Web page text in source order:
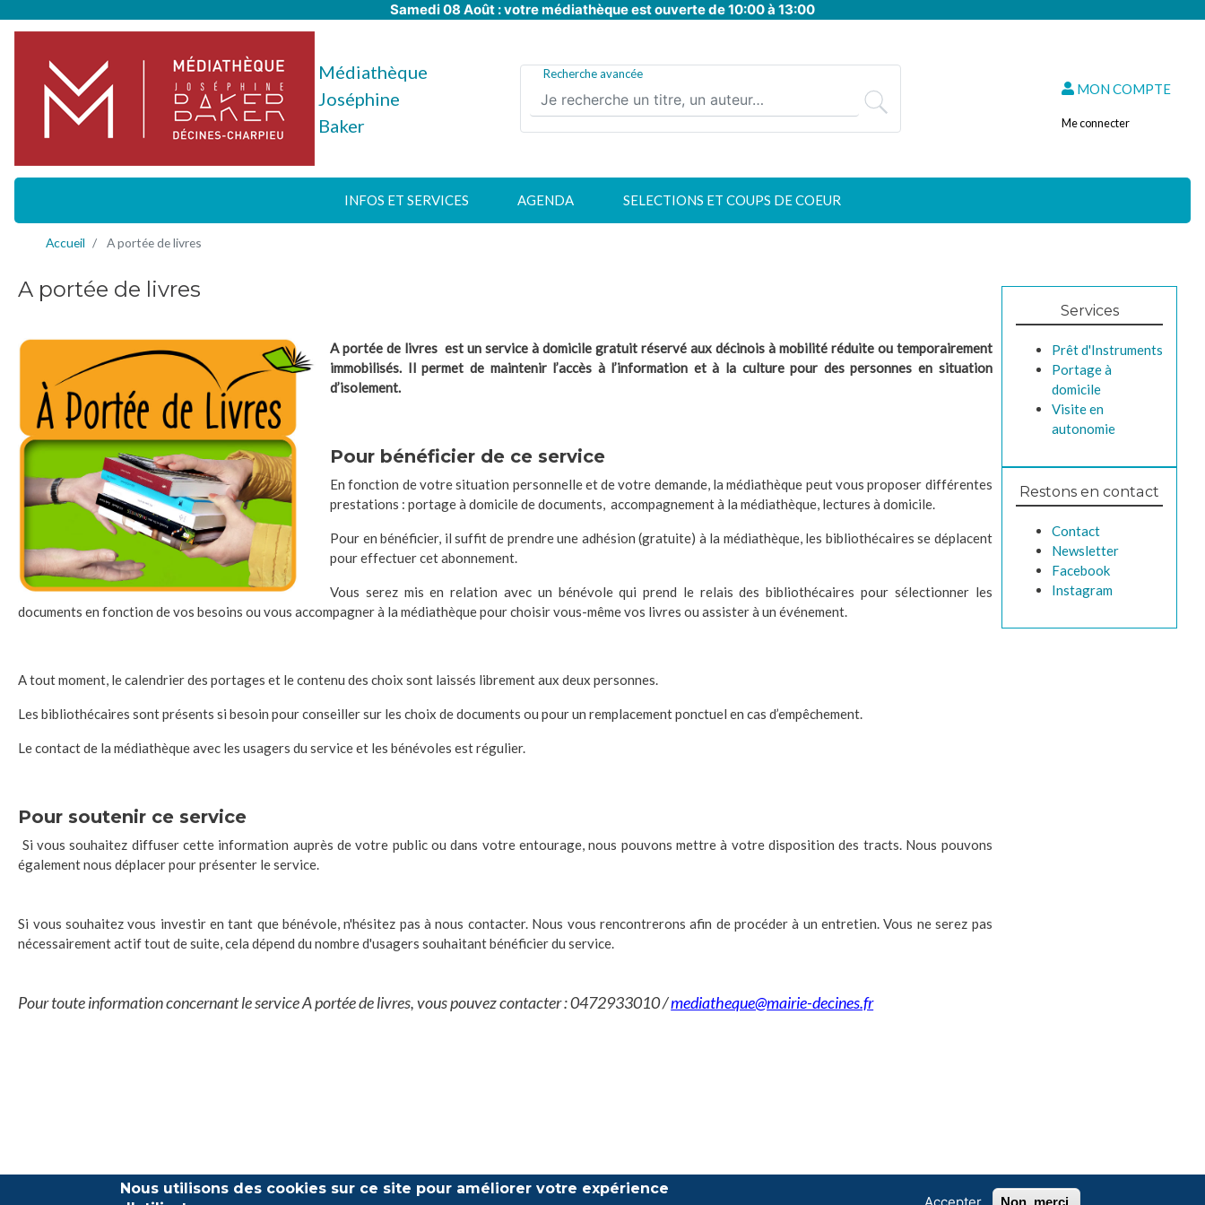
Aller
principal
Samedi 08 Août : votre médiathèque est ouverte de 10:00 à 13:00
Médiathèque
Joséphine
Baker
Recherche avancée
MON COMPTE
Me connecter
INFOS ET SERVICES AGENDA SELECTIONS ET COUPS DE COEUR
Accueil A portée de livres
A portée de livres
A portée de livres est un service à domicile gratuit réservé aux décinois à mobilité réduite ou temporairement
immobilisés. Il permet de maintenir l’accès à l’information et à la culture pour des personnes en situation
d’isolement.
Pour bénéficier de ce service
En fonction de votre situation personnelle et de votre demande, la médiathèque peut vous proposer différentes
prestations : portage à domicile de documents, accompagnement à la médiathèque, lectures à domicile.
Pour en bénéficier, il suffit de prendre une adhésion (gratuite) à la médiathèque, les bibliothécaires se déplacent
pour effectuer cet abonnement.
Vous serez mis en relation avec un bénévole qui prend le relais des bibliothécaires pour sélectionner les
documents en fonction de vos besoins ou vous accompagner à la médiathèque pour choisir vous-même vos livres ou assister à un événement.
A tout moment, le calendrier des portages et le contenu des choix sont laissés librement aux deux personnes.
Les bibliothécaires sont présents si besoin pour conseiller sur les choix de documents ou pour un remplacement ponctuel en cas d’empêchement.
Le contact de la médiathèque avec les usagers du service et les bénévoles est régulier.
Pour soutenir ce service
Si vous souhaitez diffuser cette information auprès de votre public ou dans votre entourage, nous pouvons mettre à votre disposition des tracts. Nous pouvons
également nous déplacer pour présenter le service.
Si vous souhaitez vous investir en tant que bénévole, n'hésitez pas à nous contacter. Nous vous rencontrerons afin de procéder à un entretien. Vous ne serez pas
nécessairement actif tout de suite, cela dépend du nombre d'usagers souhaitant bénéficier du service.
Pour toute information concernant le service A portée de livres, vous pouvez contacter : 0472933010 /mediatheque@mairie-decines.fr
Services
Prêt d'Instruments
Portage à
domicile
Visite en
autonomie
Restons en contact
Contact
Newsletter
Facebook
Instagram
Nous utilisons des cookies sur ce site pour améliorer votre expérience
Non, merci.